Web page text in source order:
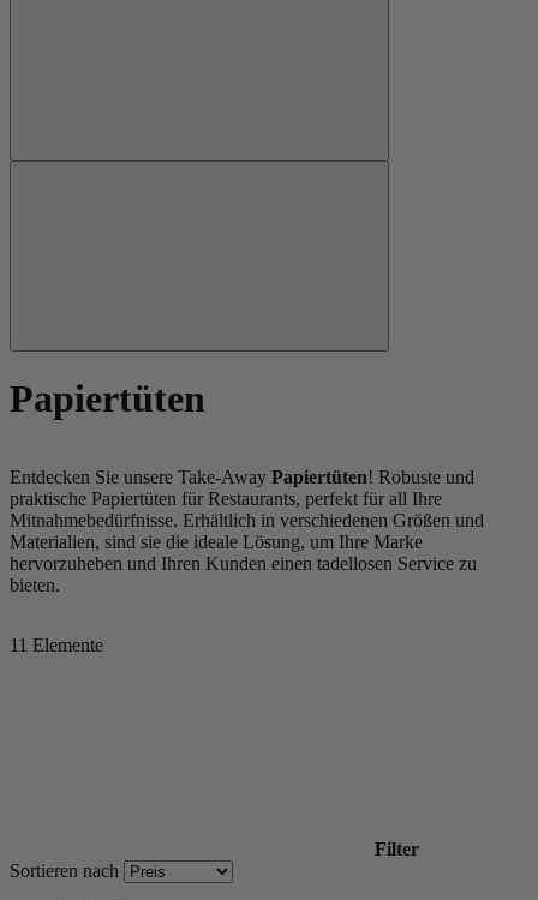
Papiertüten
Entdecken Sie unsere Take-Away Papiertüten! Robuste und
praktische Papiertüten für Restaurants, perfekt für all Ihre
Mitnahmebedürfnisse. Erhältlich in verschiedenen Größen und
Materialien, sind sie die ideale Lösung, um Ihre Marke
hervorzuheben und Ihren Kunden einen tadellosen Service zu
bieten.
11 Elemente
Filter
Sortieren nach